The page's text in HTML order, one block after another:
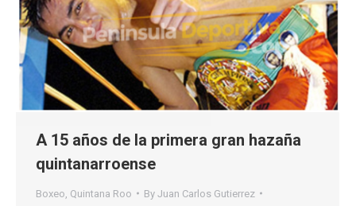
A 15 años de la primera gran hazaña
quintanarroense
Boxeo Quintana Roo By Juan Carlos Gutierrez